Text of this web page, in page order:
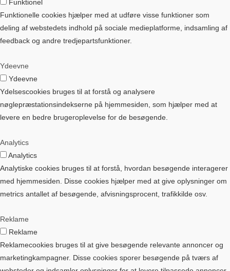
Funktionel
Funktionelle cookies hjælper med at udføre visse funktioner som
deling af webstedets indhold på sociale medieplatforme, indsamling af
feedback og andre tredjepartsfunktioner.
Ydeevne
Ydeevne
Ydelsescookies bruges til at forstå og analysere
nøglepræstationsindekserne på hjemmesiden, som hjælper med at
levere en bedre brugeroplevelse for de besøgende.
Analytics
Analytics
Analytiske cookies bruges til at forstå, hvordan besøgende interagerer
med hjemmesiden. Disse cookies hjælper med at give oplysninger om
metrics antallet af besøgende, afvisningsprocent, trafikkilde osv.
Reklame
Reklame
Reklamecookies bruges til at give besøgende relevante annoncer og
marketingkampagner. Disse cookies sporer besøgende på tværs af